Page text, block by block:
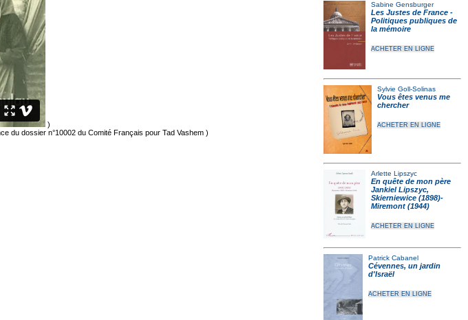
Sabine Gensburger
Les Justes de France -
Politiques publiques de
la mémoire
ACHETER EN LIGNE
Sylvie Goll-Solinas
Vous êtes venus me
chercher
ACHETER EN LIGNE
Arlette Lipszyc
En quête de mon père
Jankiel Lipszyc,
Skierniewice (1898)-
Miremont (1944)
ACHETER EN LIGNE
Patrick Cabanel
Cévennes, un jardin
d'Israël
ACHETER EN LIGNE
)
du dossier n°10002 du Comité Français pour Tad Vashem )